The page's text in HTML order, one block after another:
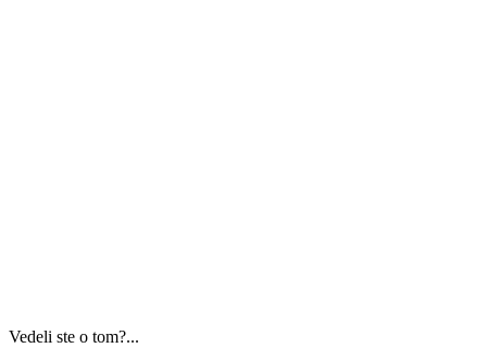
Vedeli ste o tom?...